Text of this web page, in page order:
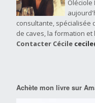
consultante, spécialisée
de caves, la formation et
Contacter Cécile
Achète mon livre sur